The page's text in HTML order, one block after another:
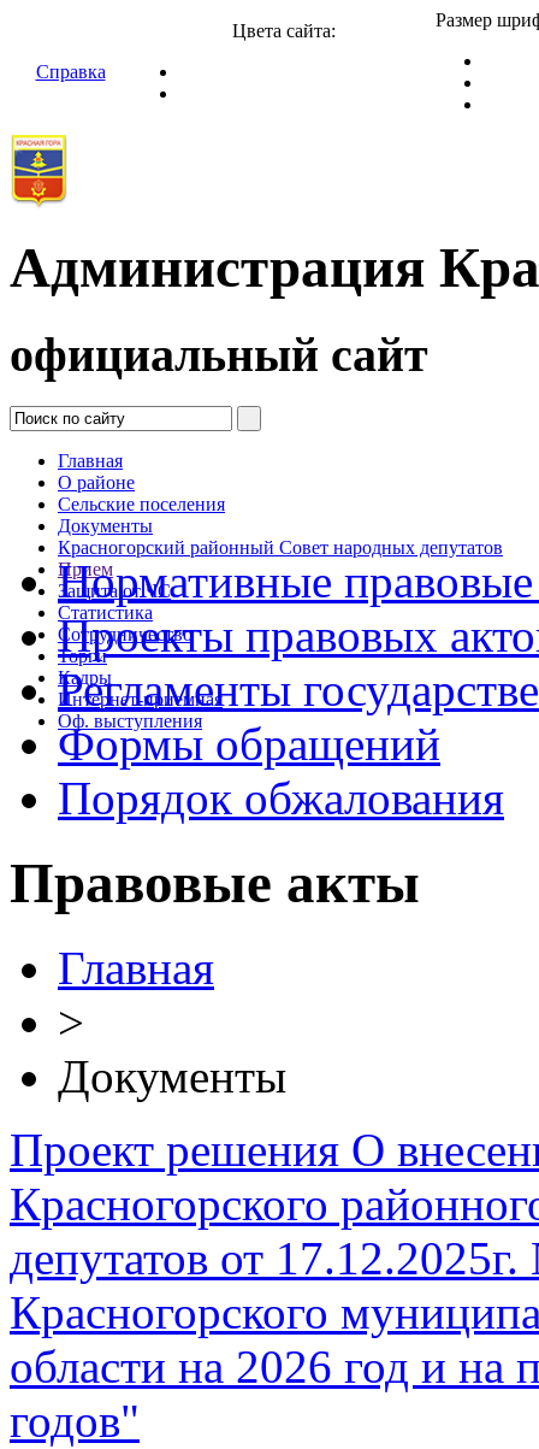
Справка
Цвета сайта:
Размер
Администрация
официальный сайт
Главная
О районе
Сельские поселения
Документы
Красногорский районный Совет народных депутатов
Прием
Защита от ЧС
Статистика
Сотрудничество
Торги
Кадры
Интернет-приемная
Оф. выступления
Нормативные
Проекты правовых
Регламенты
Формы обращений
Порядок обжалования
Правовые акты
Главная
>
Документы
Проект решения О
Красногорского
депутатов от
Красногорского
области на 2026 год и
годов"